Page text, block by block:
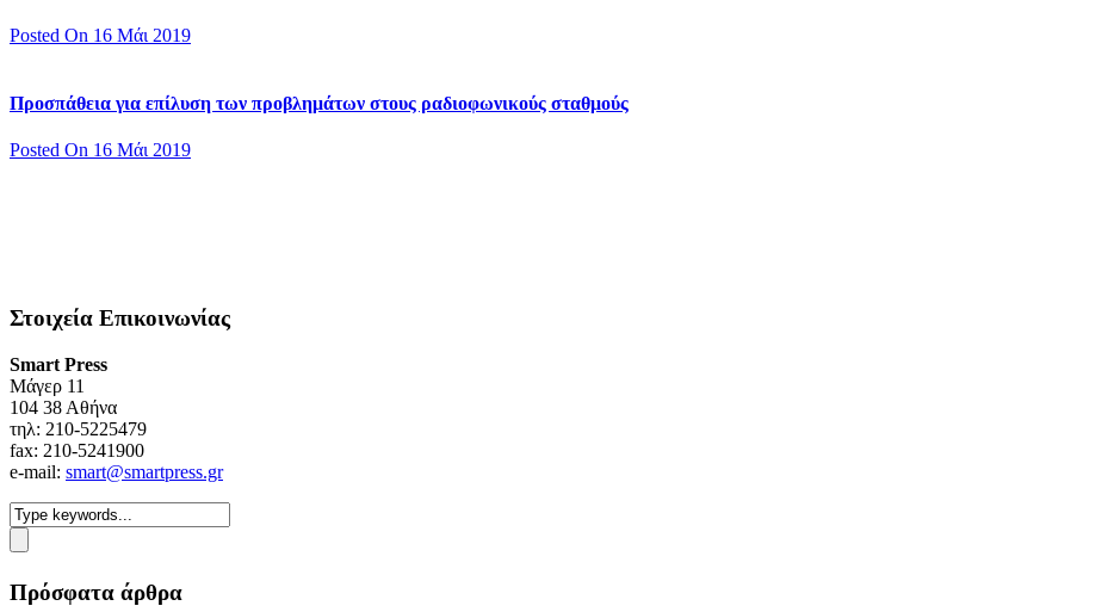
Posted On 16 Μάι 2019
Προσπάθεια για επίλυση των προβλημάτων στους ραδιοφωνικούς σταθμούς
Posted On 16 Μάι 2019
Στοιχεία Επικοινωνίας
Smart Press
Mάγερ 11
104 38 Αθήνα
τηλ: 210-5225479
fax: 210-5241900
e-mail: smart@smartpress.gr
Πρόσφατα άρθρα